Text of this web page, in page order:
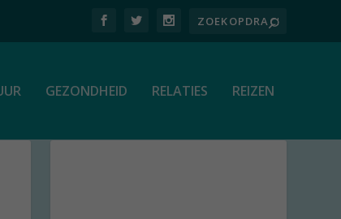
GEZONDHEID RELATIES REIZEN